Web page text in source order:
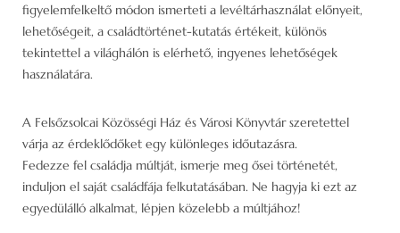
figyelemfelkeltő módon ismerteti a levéltárhasználat előnyeit,
lehetőségeit, a családtörténet-kutatás értékeit, különös
tekintettel a világhálón is elérhető, ingyenes lehetőségek
használatára.
A Felsőzsolcai Közösségi Ház és Városi Könyvtár szeretettel
várja az érdeklődőket egy különleges időutazásra.
Fedezze fel családja múltját, ismerje meg ősei történetét,
induljon el saját családfája felkutatásában. Ne hagyja ki ezt az
egyedülálló alkalmat, lépjen közelebb a múltjához!